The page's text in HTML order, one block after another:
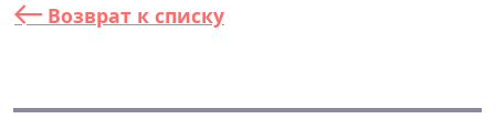
Возврат к списку